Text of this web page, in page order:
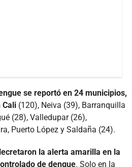
se reportó en 24 municipios,
Cali (120), Neiva (39), Barranquilla
(28), Valledupar (26),
Puerto López y Saldaña (24).
la alerta amarilla en la
de dengue. Solo en la